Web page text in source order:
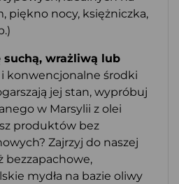
piękno nocy, księżniczka,
suchą, wrażliwą lub
i konwencjonalne środki
jej stan, wypróbuj
w Marsylii z olei
produktów bez
Zajrzyj do naszej
bezzapachowe,
mydła na bazie oliwy